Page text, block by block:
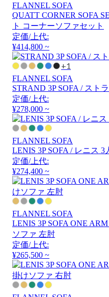
FLANNEL SOFA
QUATT CORNER SOFA
ト コーナーソファセット
定価/上代:
¥414,800 ~
+1
FLANNEL SOFA
STRAND 3P SOFA / スト
定価/上代:
¥278,000 ~
FLANNEL SOFA
LENIS 3P SOFA / レニス 3
定価/上代:
¥274,400 ~
FLANNEL SOFA
LENIS 3P SOFA ONE
ソファ 左肘
定価/上代:
¥265,500 ~